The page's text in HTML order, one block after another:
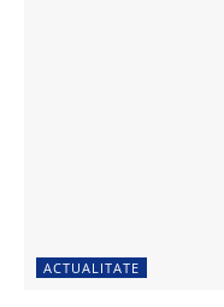
ACTUALITATE